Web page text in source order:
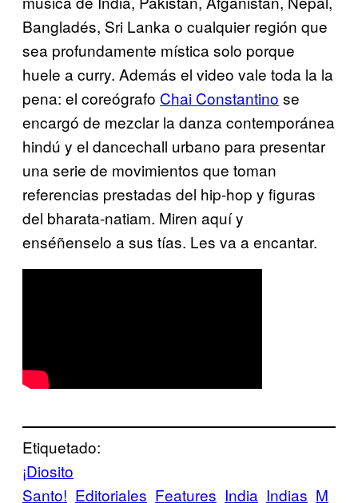
Bangladés, Sri Lanka o cualquier región que
sea profundamente mística solo porque
huele a curry. Además el video vale toda la la
pena: el coreógrafo Chai Constantino se
encargó de mezclar la danza contemporánea
hindú y el dancechall urbano para presentar
una serie de movimientos que toman
referencias prestadas del hip-hop y figuras
del bharata-natiam. Miren aquí y
enséñenselo a sus tías. Les va a encantar.
Etiquetado:
¡Diosito
Santo! Editoriales Features India Indias M